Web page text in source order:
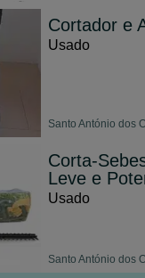
Cortador e
Usado
Santo António dos
Corta-
Leve e
Usado
Santo António dos